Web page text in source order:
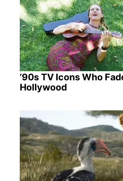
’90s TV Icons Who
Hollywood